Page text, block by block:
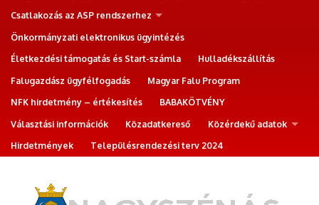
Csatlakozás az ASP rendszerhez
Önkormányzati elektronikus ügyintézés
Életkezdési támogatás és Start-számla
Hulladékszállítás
Falugazdász ügyfélfogadás
Magyar Falu Program
NFK hirdetmény – értékesítés
BABAKÖTVÉNY
Választási információk
Közadatkereső
Közérdekű adatok
Hirdetmények
Településrendezési terv 2024